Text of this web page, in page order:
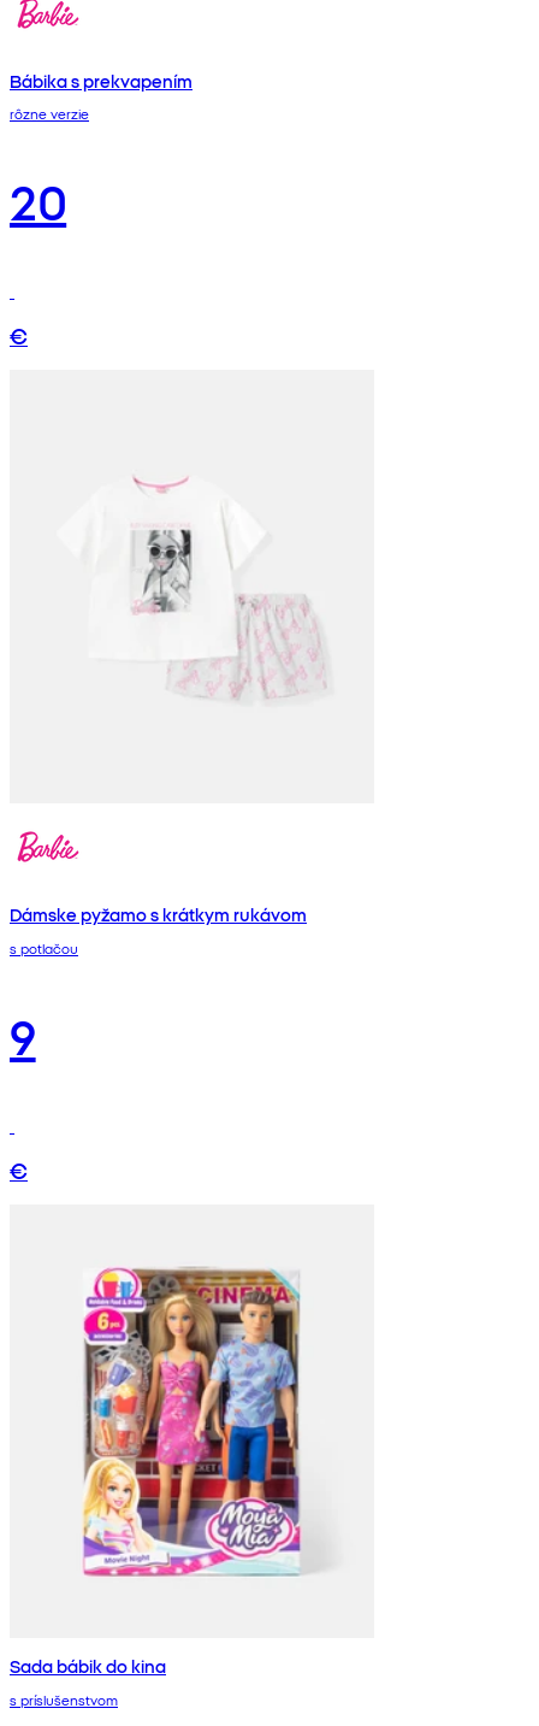
Bábika s prekvapením
rôzne verzie
20
€
Dámske pyžamo s krátkym rukávom
s potlačou
9
€
Sada bábik do kina
s príslušenstvom